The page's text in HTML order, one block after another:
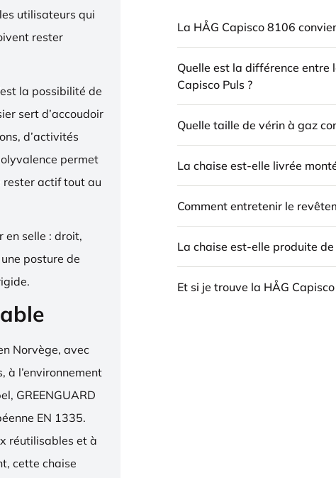
utilisateurs qui
rester
la possibilité de
sert d’accoudoir
d’activités
permet
actif tout au
en selle : droit,
posture de
Norvège, avec
à l’environnement
GREENGUARD
EN 1335.
réutilisables et à
cette chaise
La HÅG Capisco 8106
Quelle est la différence entre
Capisco Puls ?
Quelle taille de vérin à gaz
La chaise est-elle livrée
Comment entretenir le
La chaise est-elle produite
Et si je trouve la HÅG